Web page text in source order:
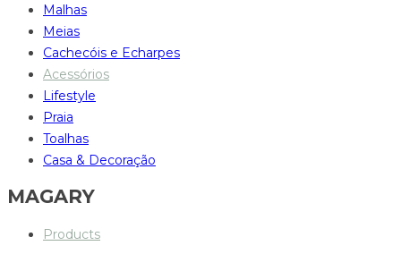
Malhas
Meias
Cachecóis e Echarpes
Acessórios
Lifestyle
Praia
Toalhas
Casa & Decoração
MAGARY
Products